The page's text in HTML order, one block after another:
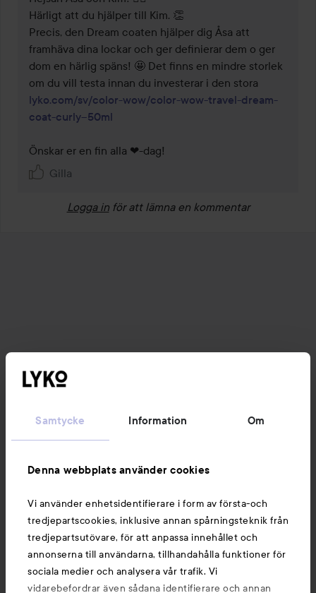
Samtycke Information Om
Denna webbplats använder cookies
Vi använder enhetsidentifierare i form av första-och
tredjepartscookies, inklusive annan spårningsteknik från
tredjepartsutövare, för att anpassa innehållet och
annonserna till användarna, tillhandahålla funktioner för
sociala medier och analysera vår trafik. Vi
vidarebefordrar även sådana identifierare och annan
Härligt att du hjälper till Kim. 👏
Precis, den Dream coaten hjälper dig Åsa att
framhäva dina lockar och ger definierar dem o ger
dom en härlig späns! 🤩 Det finns en mindre storlek
lyko.com/sv/color-wow/color-wow-travel-dream-
coat-curly--50ml
Önskar er en fin alla ❤-dag!
Gilla
Logga in för att lämna en kommentar